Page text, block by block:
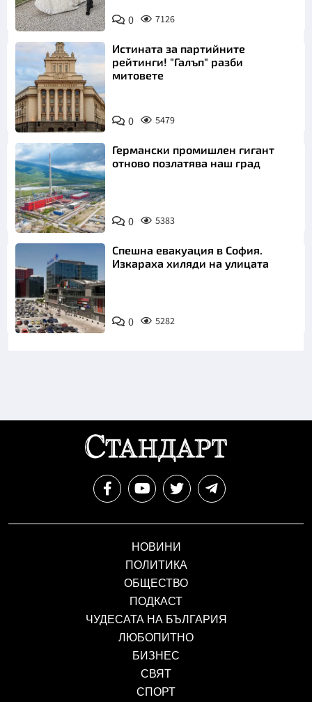
Снимка:
Инстаграм
0 7126
Истината за партийните
рейтинги! "Галъп" разби
митовете
0 5479
Германски промишлен гигант
отново позлатява наш град
0 5383
Спешна евакуация в София.
Изкараха хиляди на улицата
0 5282
НОВИНИ
ПОЛИТИКА
ОБЩЕСТВО
ПОДКАСТ
ЧУДЕСАТА НА БЪЛГАРИЯ
ЛЮБОПИТНО
БИЗНЕС
СВЯТ
СПОРТ